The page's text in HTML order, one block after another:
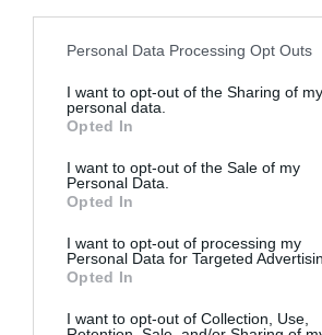
Please note that this website/app uses
not limited to your visit or usage
grant or deny consent to Google and its
use your data for below specified
consent section.
Personal Data Processing Opt Outs
I want to opt-out of the Sharing of my
personal data.
Opted In
I want to opt-out of the Sale of my
Personal Data.
Opted In
I want to opt-out of processing my
Personal Data for Targeted
Opted In
I want to opt-out of Collection, Use,
tartást nyújtanak. A sarokrész
illeszkedő tépőzár is
hogy a lábbeli mozgás közben
maradjon.
Belső párnázás
– a komfort
kialakításban rejlik – egy puha,
talpbélés elengedhetetlen,
hosszabb ideig tervezzük
a részlet nemcsak a járás
hanem megelőzheti a